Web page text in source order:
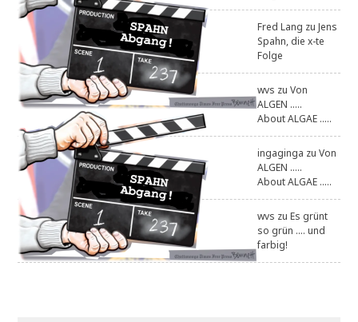
Fred Lang zuJens
Spahn, die x-te
Folge
wvs zuVon
ALGEN .....
About ALGAE .....
ingaginga zuVon
ALGEN .....
About ALGAE .....
wvs zuEs grünt
so grün .... und
farbig!